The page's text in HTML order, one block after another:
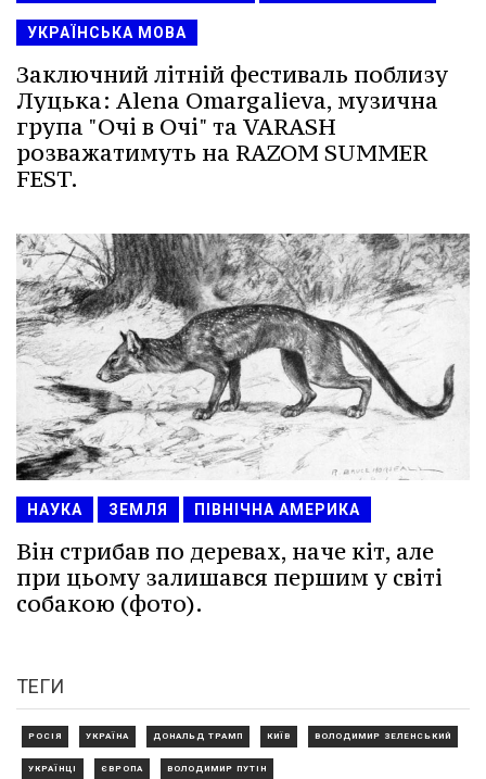
УКРАЇНСЬКА МОВА
Заключний літній фестиваль поблизу
Луцька: Alena Omargalieva, музична
група "Очі в Очі" та VARASH
розважатимуть на RAZOM SUMMER
FEST.
НАУКА ЗЕМЛЯ ПІВНІЧНА АМЕРИКА
Він стрибав по деревах, наче кіт, але
при цьому залишався першим у світі
собакою (фото).
ТЕГИ
РОСІЯ УКРАЇНА ДОНАЛЬД ТРАМП КИЇВ ВОЛОДИМИР ЗЕЛЕНСЬКИЙ
УКРАЇНЦІ ЄВРОПА ВОЛОДИМИР ПУТІН